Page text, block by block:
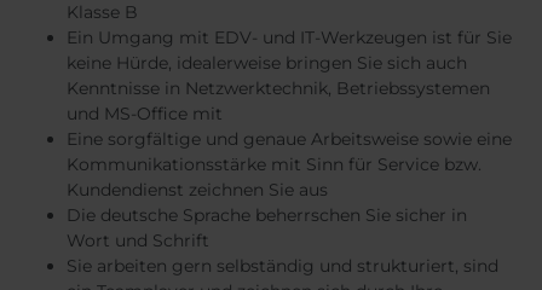
Klasse B
Ein Umgang mit EDV- und IT-Werkzeugen ist für Sie
keine Hürde, idealerweise bringen Sie sich auch
Kenntnisse in Netzwerktechnik, Betriebssystemen
und MS-Office mit
Eine sorgfältige und genaue Arbeitsweise sowie eine
Kommunikationsstärke mit Sinn für Service bzw.
Kundendienst zeichnen Sie aus
Die deutsche Sprache beherrschen Sie sicher in
Wort und Schrift
Sie arbeiten gern selbständig und strukturiert, sind